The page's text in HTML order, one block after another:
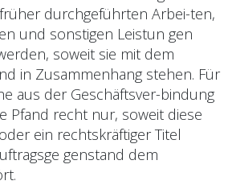
durchgeführten Arbei-ten,
und sonstigen Leistun gen
soweit sie mit dem
in Zusammenhang stehen. Für
aus der Geschäftsver-bindung
Pfand recht nur, soweit diese
ein rechtskräftiger Titel
genstand dem